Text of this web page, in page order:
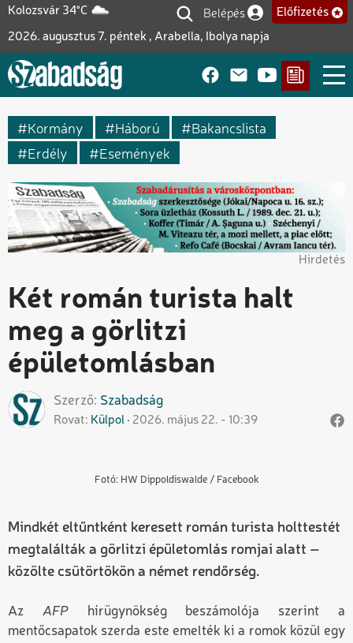
Ugrás
tartalomra
Kolozsvár 34°C
2026. augusztus 7. péntek , Arabella, Ibolya napja
Felhasználói fiók
Belépés Előfizetés
Kormány Háború
Bakancslista
Erdély
Események
Hirdetés
Két román turista halt
meg a görlitzi
épületomlásban
Szerző Szabadság
Rovat Külpol 2026. május 22. - 10:39
Fotó: HW Dippoldiswalde / Facebook
Mindkét eltűntként keresett román turista holttestét
megtalálták a görlitzi épületomlás romjai alatt –
közölte csütörtökön a német rendőrség.
Az AFPhírügynökség beszámolója szerint a
mentőcsapatok szerda este emelték ki a romok közül egy